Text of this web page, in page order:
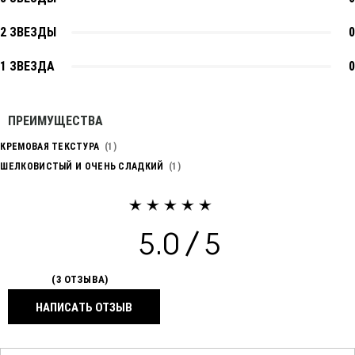
2 ЗВЕЗДЫ 0
1 ЗВЕЗДА 0
ПРЕИМУЩЕСТВА
КРЕМОВАЯ ТЕКСТУРА
1
ШЕЛКОВИСТЫЙ И ОЧЕНЬ СЛАДКИЙ
1
5.0
3 ОТЗЫВА
НАПИСАТЬ ОТЗЫВ